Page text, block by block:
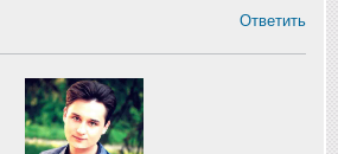
Ответить